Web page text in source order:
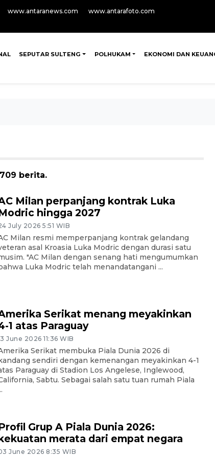
www.antaranews.com www.antarafoto.com
SEPUTAR SULTENG POLHUKAM EKONOMI DAN
berita.
Milan perpanjang kontrak Luka
hingga 2027
July 2026 5:51 WIB
Milan resmi memperpanjang kontrak gelandang
asal Kroasia Luka Modric dengan durasi satu
"AC Milan dengan senang hati mengumumkan
Luka Modric telah menandatangani ...
Serikat menang meyakinkan
1 atas Paraguay
June 2026 11:36 WIB
Serikat membuka Piala Dunia 2026 di
sendiri dengan kemenangan meyakinkan 4-1
Paraguay di Stadion Los Angelese, Inglewood,
Sabtu. Sebagai salah satu tuan rumah Piala
Grup A Piala Dunia 2026:
merata dari empat negara
June 2026 8:35 WIB